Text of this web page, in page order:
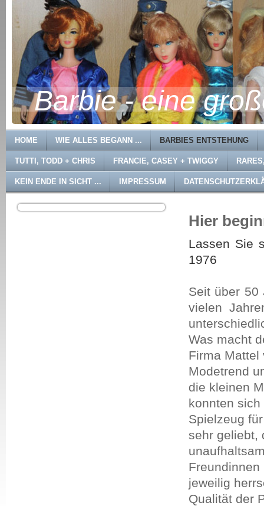
Barbie - eine
HOME WIE ALLES BEGANN ... BARBIES ENTSTEHUNG
TUTTI, TODD + CHRIS FRANCIE, CASEY + TWIGGY
KEIN ENDE IN SICHT ... IMPRESSUM
Hier
Lassen Sie
1976
Seit über 50
vielen
Was macht
Firma Mattel
Modetrend
die kleinen
konnten
Spielzeug
sehr geliebt,
jeweilig
Qualität der